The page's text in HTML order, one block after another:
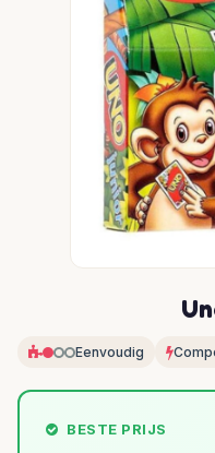
Eenvoudig
BESTE PRIJS